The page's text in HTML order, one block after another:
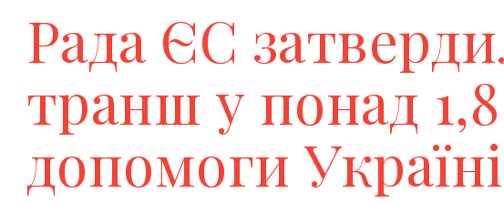
Рада ЄС
транш у понад
допомоги Україні